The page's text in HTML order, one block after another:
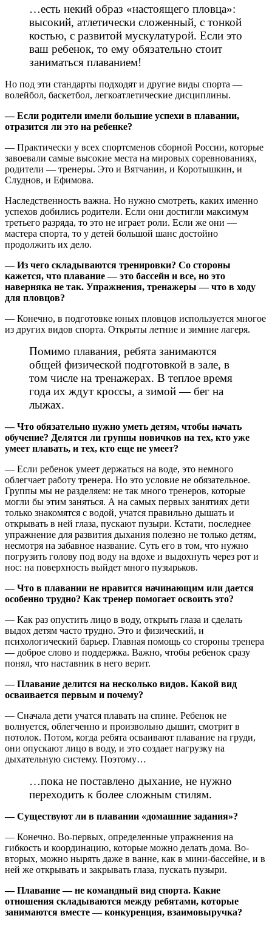
…есть некий образ «настоящего пловца»:
высокий, атлетически сложенный, с тонкой
костью, с развитой мускулатурой. Если это
ваш ребенок, то ему обязательно стоит
заниматься плаванием!
Но под эти стандарты подходят и другие виды спорта —
волейбол, баскетбол, легкоатлетические дисциплины.
— Если родители имели большие успехи в плавании,
отразится ли это на ребенке?
— Практически у всех спортсменов сборной России, которые
завоевали самые высокие места на мировых соревнованиях,
родители — тренеры. Это и Вятчанин, и Коротышкин, и
Слуднов, и Ефимова.
Наследственность важна. Но нужно смотреть, каких именно
успехов добились родители. Если они достигли максимум
третьего разряда, то это не играет роли. Если же они —
мастера спорта, то у детей большой шанс достойно
продолжить их дело.
— Из чего складываются тренировки? Со стороны
кажется, что плавание — это бассейн и все, но это
наверняка не так. Упражнения, тренажеры — что в ходу
для пловцов?
— Конечно, в подготовке юных пловцов используется многое
из других видов спорта. Открыты летние и зимние лагеря.
Помимо плавания, ребята занимаются
общей физической подготовкой в зале, в
том числе на тренажерах. В теплое время
года их ждут кроссы, а зимой — бег на
лыжах.
— Что обязательно нужно уметь детям, чтобы начать
обучение? Делятся ли группы новичков на тех, кто уже
умеет плавать, и тех, кто еще не умеет?
— Если ребенок умеет держаться на воде, это немного
облегчает работу тренера. Но это условие не обязательное.
Группы мы не разделяем: не так много тренеров, которые
могли бы этим заняться. А на самых первых занятиях дети
только знакомятся с водой, учатся правильно дышать и
открывать в ней глаза, пускают пузыри. Кстати, последнее
упражнение для развития дыхания полезно не только детям,
несмотря на забавное название. Суть его в том, что нужно
погрузить голову под воду на вдохе и выдохнуть через рот и
нос: на поверхность выйдет много пузырьков.
— Что в плавании не нравится начинающим или дается
особенно трудно? Как тренер помогает освоить это?
— Как раз опустить лицо в воду, открыть глаза и сделать
выдох детям часто трудно. Это и физический, и
психологический барьер. Главная помощь со стороны тренера
— доброе слово и поддержка. Важно, чтобы ребенок сразу
понял, что наставник в него верит.
— Плавание делится на несколько видов. Какой вид
осваивается первым и почему?
— Сначала дети учатся плавать на спине. Ребенок не
волнуется, облегченно и произвольно дышит, смотрит в
потолок. Потом, когда ребята осваивают плавание на груди,
они опускают лицо в воду, и это создает нагрузку на
дыхательную систему. Поэтому…
…пока не поставлено дыхание, не нужно
переходить к более сложным стилям.
— Существуют ли в плавании «домашние задания»?
— Конечно. Во-первых, определенные упражнения на
гибкость и координацию, которые можно делать дома. Во-
вторых, можно нырять даже в ванне, как в мини-бассейне, и в
ней же открывать и закрывать глаза, пускать пузыри.
— Плавание — не командный вид спорта. Какие
отношения складываются между ребятами, которые
занимаются вместе — конкуренция, взаимовыручка?